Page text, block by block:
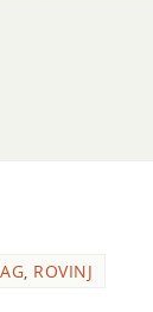
, ROVINJ